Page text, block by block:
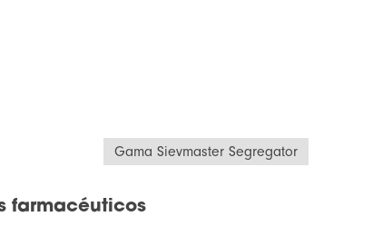
Gama Sievmaster Segregator
farmacéuticos